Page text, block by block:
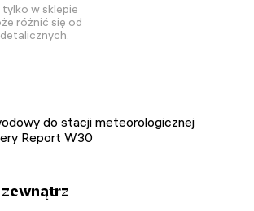
w sklepie
różnić się od
do stacji meteorologicznej
Report W30